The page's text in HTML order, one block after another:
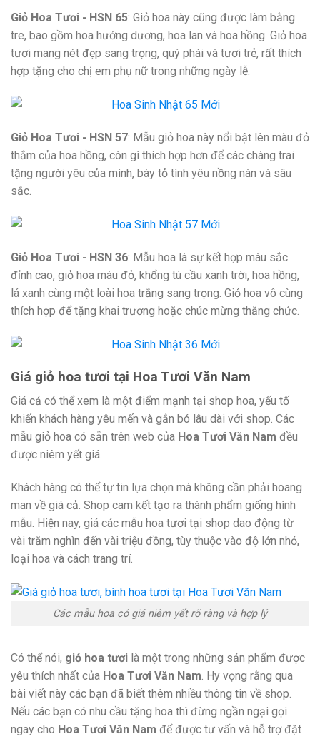
Giỏ Hoa Tươi - HSN 65: Giỏ hoa này cũng được làm bằng
tre, bao gồm hoa hướng dương, hoa lan và hoa hồng. Giỏ hoa
tươi mang nét đẹp sang trọng, quý phái và tươi trẻ, rất thích
hợp tặng cho chị em phụ nữ trong những ngày lễ.
Giỏ Hoa Tươi - HSN 57: Mẫu giỏ hoa này nổi bật lên màu đỏ
thắm của hoa hồng, còn gì thích hợp hơn để các chàng trai
tặng người yêu của mình, bày tỏ tình yêu nồng nàn và sâu
sắc.
Giỏ Hoa Tươi - HSN 36: Mẫu hoa là sự kết hợp màu sắc
đỉnh cao, giỏ hoa màu đỏ, khổng tú cầu xanh trời, hoa hồng,
lá xanh cùng một loài hoa trắng sang trọng. Giỏ hoa vô cùng
thích hợp để tặng khai trương hoặc chúc mừng thăng chức.
Giá giỏ hoa tươi tại Hoa Tươi Văn Nam
Giá cả có thể xem là một điểm mạnh tại shop hoa, yếu tố
khiến khách hàng yêu mến và gắn bó lâu dài với shop. Các
mẫu giỏ hoa có sẵn trên web của Hoa Tươi Văn Nam đều
được niêm yết giá.
Khách hàng có thể tự tin lựa chọn mà không cần phải hoang
man về giá cả. Shop cam kết tạo ra thành phẩm giống hình
mẫu. Hiện nay, giá các mẫu hoa tươi tại shop dao động từ
vài trăm nghìn đến vài triệu đồng, tùy thuộc vào độ lớn nhỏ,
loại hoa và cách trang trí.
Các mẫu hoa có giá niêm yết rõ ràng và hợp lý
Có thể nói, giỏ hoa tươi là một trong những sản phẩm được
yêu thích nhất của Hoa Tươi Văn Nam . Hy vọng rằng qua
bài viết này các bạn đã biết thêm nhiều thông tin về shop.
Nếu các bạn có nhu cầu tặng hoa thì đừng ngần ngại gọi
ngay cho Hoa Tươi Văn Nam để được tư vấn và hỗ trợ đặt